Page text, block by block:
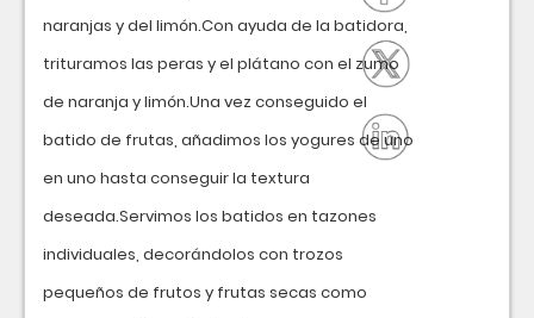
naranjas y del limón.Con ayuda de la batidora,
trituramos las peras y el plátano con el zumo
de naranja y limón.Una vez conseguido el
batido de frutas, añadimos los yogures de uno
en uno hasta conseguir la textura
deseada.Servimos los batidos en tazones
individuales, decorándolos con trozos
pequeños de frutos y frutas secas como